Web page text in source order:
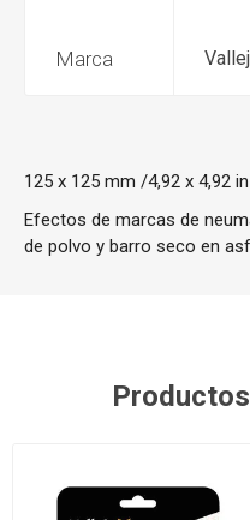
Marca
125 x 125 mm /4,92 x 4,92 in
Efectos de marcas de
de polvo y barro seco en